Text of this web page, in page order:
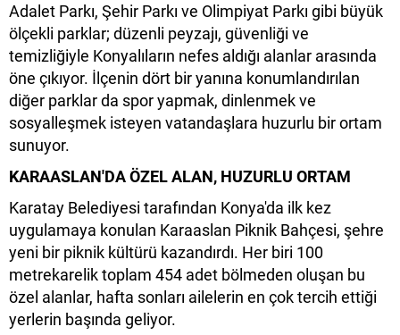
Adalet Parkı, Şehir Parkı ve Olimpiyat Parkı gibi büyük
ölçekli parklar; düzenli peyzajı, güvenliği ve
temizliğiyle Konyalıların nefes aldığı alanlar arasında
öne çıkıyor. İlçenin dört bir yanına konumlandırılan
diğer parklar da spor yapmak, dinlenmek ve
sosyalleşmek isteyen vatandaşlara huzurlu bir ortam
sunuyor.
KARAASLAN'DA ÖZEL ALAN, HUZURLU ORTAM
Karatay Belediyesi tarafından Konya'da ilk kez
uygulamaya konulan Karaaslan Piknik Bahçesi, şehre
yeni bir piknik kültürü kazandırdı. Her biri 100
metrekarelik toplam 454 adet bölmeden oluşan bu
özel alanlar, hafta sonları ailelerin en çok tercih ettiği
yerlerin başında geliyor.